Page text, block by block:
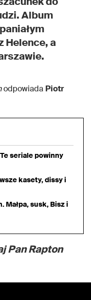
Album
Helence, a
odpowiada Piotr
seriale powinny
kasety, dissy i
Małpa, susk, Bisz i
Pan Rapton